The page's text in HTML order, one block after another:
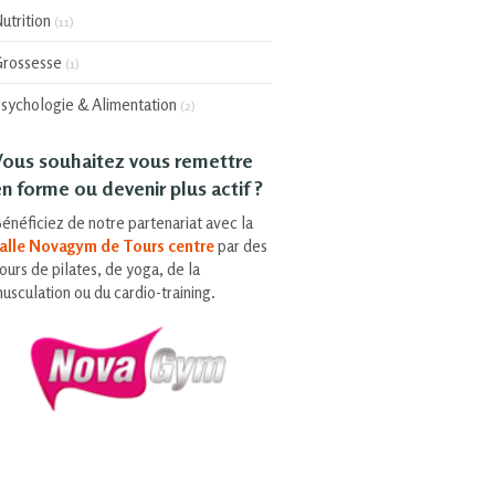
(11)
(1)
& Alimentation (2)
souhaitez vous remettre
forme ou devenir plus actif ?
de notre partenariat avec la
Novagym de Tours centrepar des
de pilates, de yoga, de la
ou du cardio-training.